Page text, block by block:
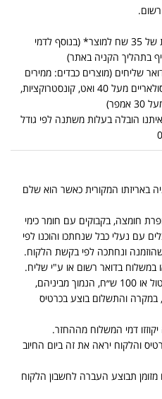
ישנה אפשרות לדואר שליחים בתוספת של 35 שח למוצר* (בנוסף לדמי
בתהליך הקניה באתר)
שליחים (מוצרים כבדים: ממירים
מכניים מ 3000 ואט ומעלה, פאנלים סולאריים מעל 40 ואט, קונסטרוקציות,
הובלה בעלות משתנה לפי גודל
14 יום מיום הקניה באריזתו המקורית כאשר הוא שלם
חומצה, בקבוקים עם חומר כימי
עם נעלי כבל שנחתכו והוכנו לפי
ונחתכה לפי בקשת הלקוח.
בדואר רשום או ע"י שליח.
הכסף ששולם יוחזר למעט 5% דמי ביטול או 100 ש״ח, הנמוך מביניהם,
והתשלום בוצע בכרטיס
דמי המשלוח מההחזר.
והלקוח יראה את זה ביום החיוב
תבוצע העברה לחשבון הלקוח